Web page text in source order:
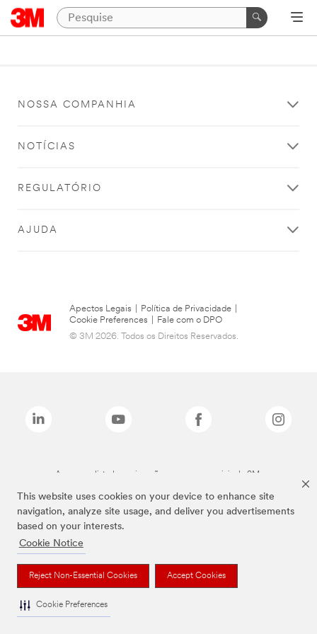
This website uses cookies on your device to enhance site
navigation, analyze site usage, and deliver you advertisements
based on your interests.
Cookie Notice
Reject Non-Essential Cookies Accept Cookies
Cookie Preferences
NOSSA COMPANHIA
NOTÍCIAS
REGULATÓRIO
AJUDA
Apectos Legais Política de Privacidade
Cookie Preferences
Fale com o DPO
© 3M 2026. Todos os Direitos Reservados.
As marcas listadas a cima são marcas comerciais da 3M.